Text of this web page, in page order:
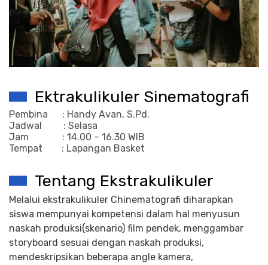
Ektrakulikuler Sinematografi
Pembina : Handy Avan, S.Pd.
Jadwal : Selasa
Jam : 14.00 – 16.30 WIB
Tempat : Lapangan Basket
Tentang Ekstrakulikuler
Melalui ekstrakulikuler Chinematografi diharapkan
siswa mempunyai kompetensi dalam hal menyusun
naskah produksi(skenario) film pendek, menggambar
storyboard sesuai dengan naskah produksi,
mendeskripsikan beberapa angle kamera,